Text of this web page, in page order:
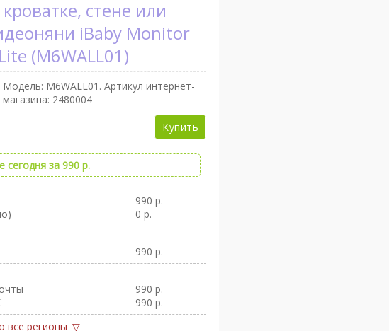
iBaby Monitor
(M6WALL01)
Модель: M6WALL01 . Артикул интернет-
магазина: 2480004
Купить
за 990 р.
990 р.
0 р.
990 р.
990 р.
990 р.
все регионы